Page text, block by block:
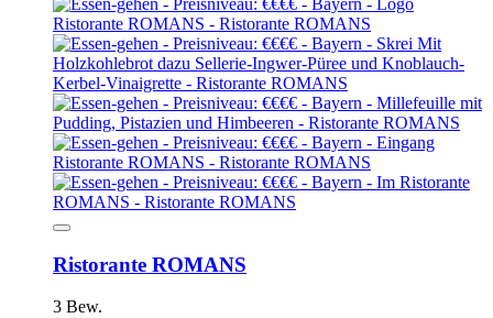
Ristorante ROMANS
3 Bew.